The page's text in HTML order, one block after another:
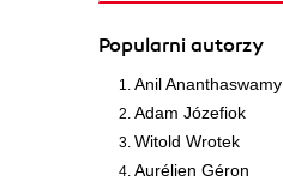
Popularni autorzy
Anil Ananthaswamy
Adam Józefiok
Witold Wrotek
Aurélien Géron